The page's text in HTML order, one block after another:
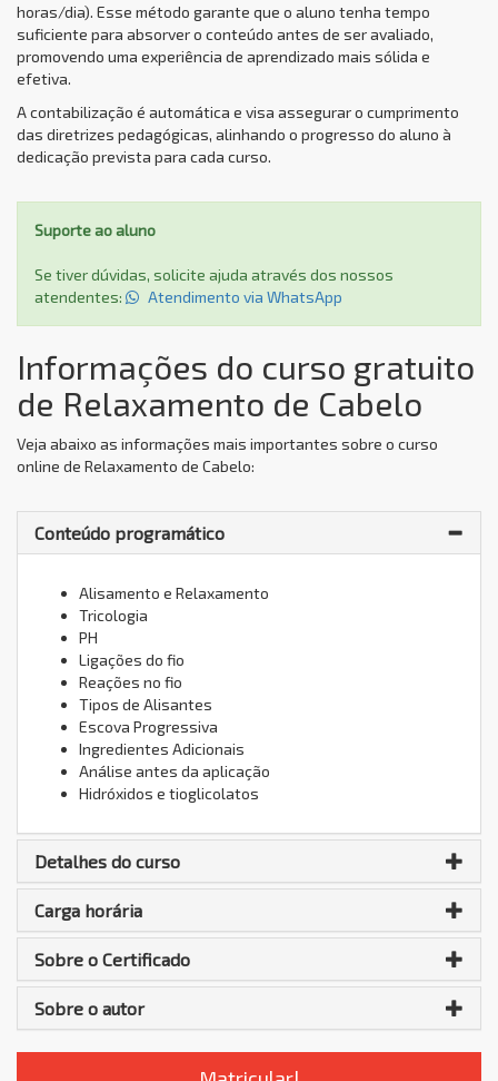
horas/dia). Esse método garante que o aluno tenha tempo
suficiente para absorver o conteúdo antes de ser avaliado,
promovendo uma experiência de aprendizado mais sólida e
efetiva.
A contabilização é automática e visa assegurar o cumprimento
das diretrizes pedagógicas, alinhando o progresso do aluno à
dedicação prevista para cada curso.
Suporte ao aluno
Se tiver dúvidas, solicite ajuda através dos nossos
atendentes:
Atendimento via WhatsApp
Informações do curso gratuito
de Relaxamento de Cabelo
Veja abaixo as informações mais importantes sobre o curso
online de Relaxamento de Cabelo:
Conteúdo programático
Alisamento e Relaxamento
Tricologia
PH
Ligações do fio
Reações no fio
Tipos de Alisantes
Escova Progressiva
Ingredientes Adicionais
Análise antes da aplicação
Hidróxidos e tioglicolatos
Detalhes do curso
Carga horária
Sobre o Certificado
Sobre o autor